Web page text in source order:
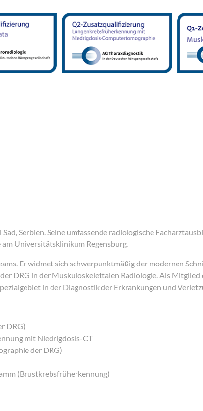
Serbien. Seine umfassende radiologische
Universitätsklinikum Regensburg.
Er widmet sich schwerpunktmäßig der modernen
DRG in der Muskuloskelettalen Radiologie. Als Mitglied
in der Diagnostik der Erkrankungen und
DRG)
mit Niedrigdosis-CT
der DRG)
(Brustkrebsfrüherkennung)